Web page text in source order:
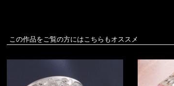
この作品をご覧の方にはこちらもオススメ